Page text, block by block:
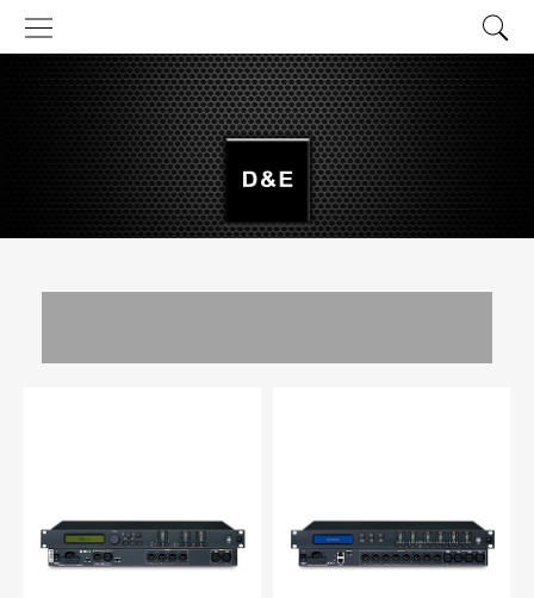
оборудование